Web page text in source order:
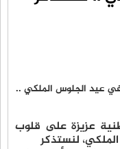
عزيزة على قلوب
لنستذكر